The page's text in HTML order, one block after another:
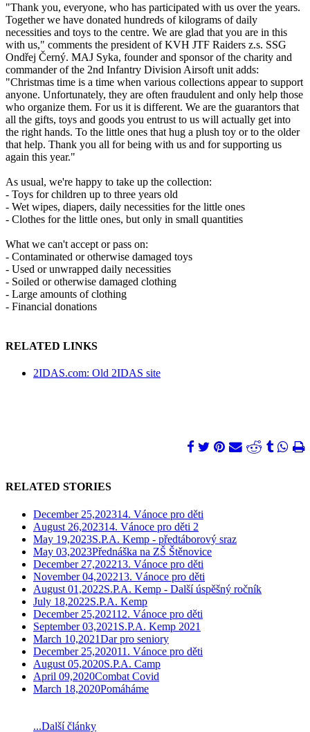
"Thank you, everyone, who has participated with us over the years.
Together we have donated hundreds of kilograms of daily
necessities and toys to the centre. We are glad that you are in this
with us," comments the president of KVH JTF Raiders z.s. SSG
Ondřej Černý. MAJ Syka, founder and sponsor of the charity and
commander of the 2nd Infantry Division Airsoft unit adds:
"Christmas time is a time when various collections appear to support
anyone. Unfortunately, they are often fraudulent and only help those
who organize them. For us it is different. We are the guarantors that
all the gifts, toys and goods you entrust to us will actually get into
the right hands. To the little ones that hug a plush toy or to the older
that help. Thank you all for being with us and for supporting us
again this year."
As usual, we're happy to take up the collection:
- Toys for children up to three years old
- Wet wipes, diapers, daily necessities for the little ones
- Clothes for the little ones, but only in small quantities
What we can't accept or pass on:
- Contaminated or otherwise damaged toys
- Used or unwrapped daily necessities
- Soiled or otherwise damaged clothing
- Large amounts of clothing
- Financial donations
RELATED LINKS
2IDAS.com: Old 2IDAS site
RELATED STORIES
December 25,202314. Vánoce pro děti
August 26,202314. Vánoce pro děti 2
May 19,2023S.P.A. Kemp - předtáborový sraz
May 03,2023Přednáška na ZŠ Štěnovice
December 27,202213. Vánoce pro děti
November 04,202213. Vánoce pro děti
August 01,2022S.P.A. Kemp - Další úspěšný ročník
July 18,2022S.P.A. Kemp
December 25,202112. Vánoce pro děti
September 03,2021 S.P.A. Kemp 2021
March 10,2021Dar pro seniory
December 25,202011. Vánoce pro děti
August 05,2020S.P.A. Camp
April 09,2020Combat Covid
March 18,2020Pomáháme
...Další články